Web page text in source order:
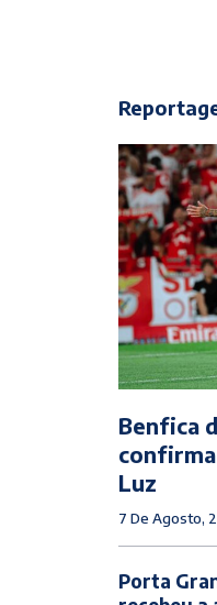
Benfica
Luz
7 De Agosto,
Porta